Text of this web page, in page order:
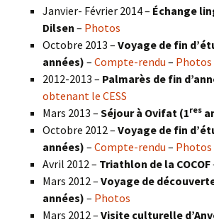
Janvier- Février 2014 – Échange
Dilsen – Photos
Octobre 2013 – Voyage de fin
années) – Compte-rendu – Photos
2012-2013 – Palmarès de fin
obtenant le CESS
Mars 2013 – Séjour à Ovifat (1res
Octobre 2012 – Voyage de fin
années) – Compte-rendu – Photos
Avril 2012 – Triathlon de la COCOF
Mars 2012 – Voyage de
années) – Photos
Mars 2012 – Visite culturelle